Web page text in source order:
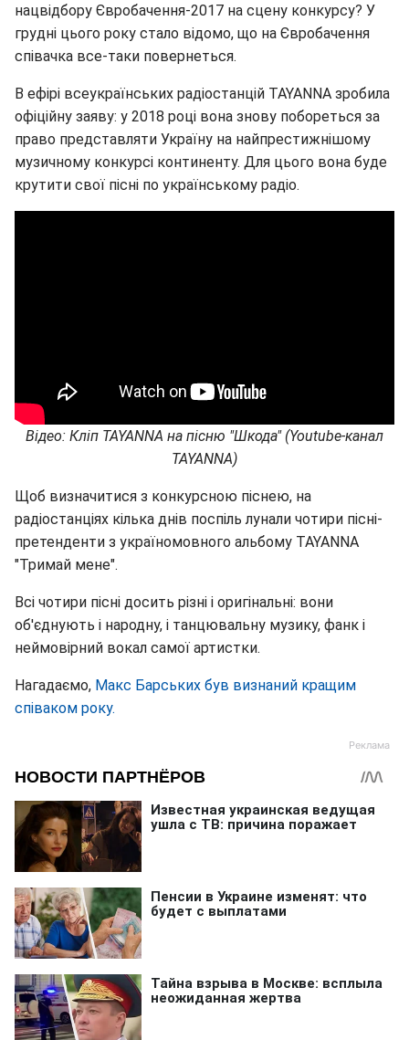
нацвідбору Євробачення-2017 на сцену конкурсу? У
грудні цього року стало відомо, що на Євробачення
співачка все-таки повернеться.
В ефірі всеукраїнських радіостанцій TAYANNA зробила
офіційну заяву: у 2018 році вона знову побореться за
право представляти Україну на найпрестижнішому
музичному конкурсі континенту. Для цього вона буде
крутити свої пісні по українському радіо.
Відео: Кліп TAYANNA на пісню "Шкода" (Youtube-канал
TAYANNA)
Щоб визначитися з конкурсною піснею, на
радіостанціях кілька днів поспіль лунали чотири пісні-
претенденти з україномовного альбому TAYANNA
"Тримай мене".
Всі чотири пісні досить різні і оригінальні: вони
об'єднують і народну, і танцювальну музику, фанк і
неймовірний вокал самої артистки.
Нагадаємо, Макс Барських був визнаний кращим
співаком року.